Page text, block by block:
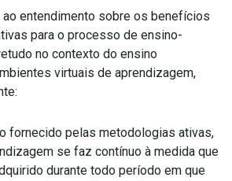
ao entendimento sobre os benefícios
para o processo de ensino-
no contexto do ensino
virtuais de aprendizagem,
fornecido pelas metodologias ativas,
se faz contínuo à medida que
durante todo período em que